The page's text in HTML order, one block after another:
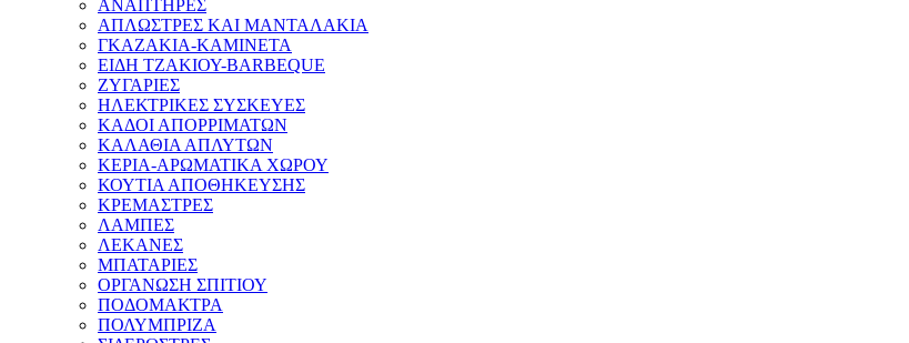
ΑΝΑΠΤΗΡΕΣ
ΑΠΛΩΣΤΡΕΣ ΚΑΙ ΜΑΝΤΑΛΑΚΙΑ
ΓΚΑΖΑΚΙΑ-ΚΑΜΙΝΕΤΑ
ΕΙΔΗ ΤΖΑΚΙΟΥ-BARBEQUE
ΖΥΓΑΡΙΕΣ
ΗΛΕΚΤΡΙΚΕΣ ΣΥΣΚΕΥΕΣ
ΚΑΔΟΙ ΑΠΟΡΡΙΜΑΤΩΝ
ΚΑΛΑΘΙΑ ΑΠΛΥΤΩΝ
ΚΕΡΙΑ-ΑΡΩΜΑΤΙΚΑ ΧΩΡΟΥ
ΚΟΥΤΙΑ ΑΠΟΘΗΚΕΥΣΗΣ
ΚΡΕΜΑΣΤΡΕΣ
ΛΑΜΠΕΣ
ΛΕΚΑΝΕΣ
ΜΠΑΤΑΡΙΕΣ
ΟΡΓΑΝΩΣΗ ΣΠΙΤΙΟΥ
ΠΟΔΟΜΑΚΤΡΑ
ΠΟΛΥΜΠΡΙΖΑ